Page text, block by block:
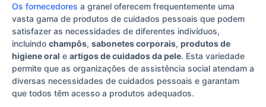
Os fornecedores a granel oferecem frequentemente uma
vasta gama de produtos de cuidados pessoais que podem
satisfazer as necessidades de diferentes indivíduos,
incluindo champôs, sabonetes corporais, produtos de
higiene oral e artigos de cuidados da pele. Esta variedade
permite que as organizações de assistência social atendam a
diversas necessidades de cuidados pessoais e garantam
que todos têm acesso a produtos adequados.